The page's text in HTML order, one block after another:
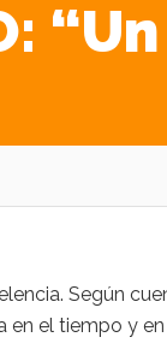
Según
en el tiempo y